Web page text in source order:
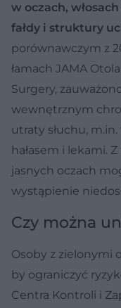
w oczach,
fałdy i struktury
porównawczym z
łamach JAMA
Surgery,
wewnętrznym
utraty słuchu,
hałasem i lekami.
jasnych oczach
wystąpienie
Czy można
Osoby z zielonymi
by ograniczyć
Centra Kontroli i